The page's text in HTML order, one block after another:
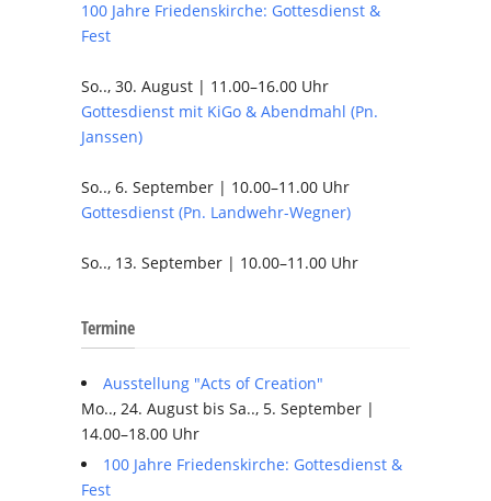
100 Jahre Friedenskirche: Gottesdienst &
Fest
So.., 30. August | 11.00–16.00 Uhr
Gottesdienst mit KiGo & Abendmahl (Pn.
Janssen)
So.., 6. September | 10.00–11.00 Uhr
Gottesdienst (Pn. Landwehr-Wegner)
So.., 13. September | 10.00–11.00 Uhr
Termine
Ausstellung "Acts of Creation"
Mo.., 24. August bis Sa.., 5. September |
14.00–18.00 Uhr
100 Jahre Friedenskirche: Gottesdienst &
Fest